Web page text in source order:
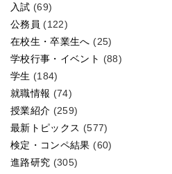
入試 (69)
公務員 (122)
在校生・卒業生へ (25)
学校行事・イベント (88)
学生 (184)
就職情報 (74)
授業紹介 (259)
最新トピックス (577)
検定・コンペ結果 (60)
進路研究 (305)